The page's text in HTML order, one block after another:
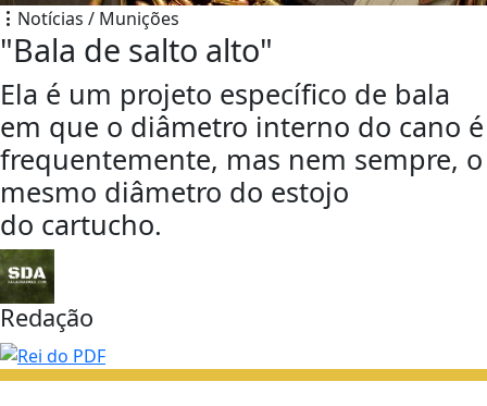
Notícias / Munições
"Bala de salto alto"
Ela é um projeto específico de bala
em que o diâmetro interno do cano é
frequentemente, mas nem sempre, o
mesmo diâmetro do estojo
do cartucho.
Redação